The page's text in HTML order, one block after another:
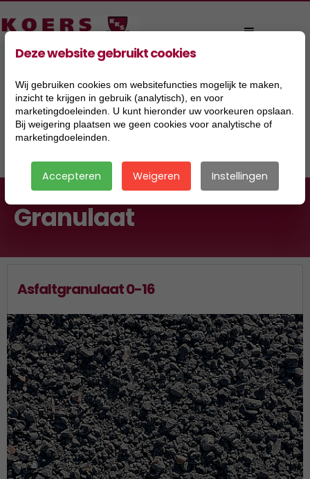
Granulaat
Asfaltgranulaat 0-16
Deze website gebruikt cookies
Wij gebruiken cookies om websitefuncties mogelijk te maken,
inzicht te krijgen in gebruik (analytisch), en voor
marketingdoeleinden. U kunt hieronder uw voorkeuren opslaan.
Bij weigering plaatsen we geen cookies voor analytische of
marketingdoeleinden.
Accepteren Weigeren Instellingen